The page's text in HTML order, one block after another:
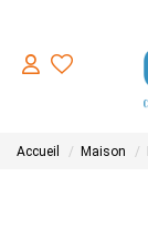
Accueil Maison